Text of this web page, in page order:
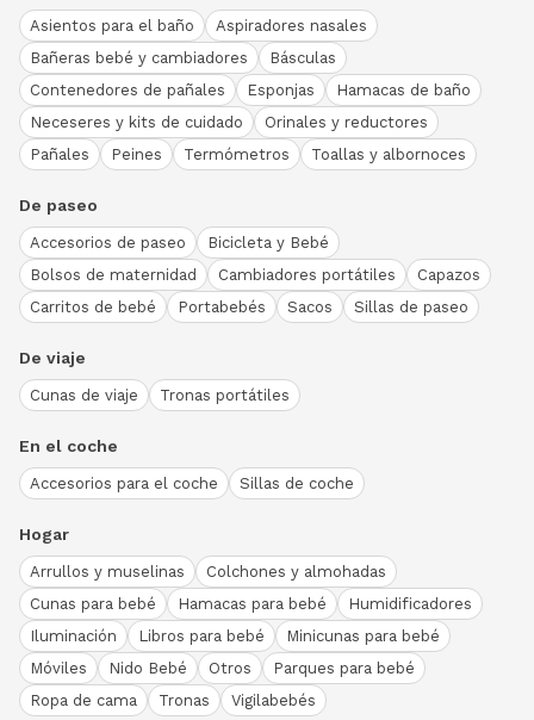
Asientos para el baño
Aspiradores nasales
Bañeras bebé y cambiadores
Básculas
Contenedores de pañales
Esponjas
Hamacas de baño
Neceseres y kits de cuidado
Orinales y reductores
Pañales
Peines Termómetros Toallas y albornoces
De paseo
Accesorios de paseo
Bicicleta y Bebé
Bolsos de maternidad
Cambiadores portátiles
Capazos
Carritos de bebé
Portabebés Sacos Sillas de paseo
De viaje
Cunas de viaje Tronas portátiles
En el coche
Accesorios para el coche Sillas de coche
Hogar
Arrullos y muselinas
Colchones y almohadas
Cunas para bebé
Hamacas para bebé
Humidificadores
Iluminación
Libros para bebé
Minicunas para bebé
Móviles
Nido Bebé Otros
Parques para bebé
Ropa de cama
Tronas Vigilabebés